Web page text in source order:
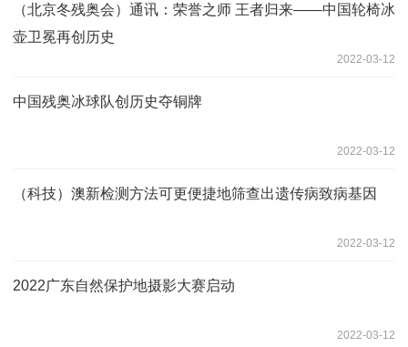
（北京冬残奥会）通讯：荣誉之师 王者归来——中国轮椅冰
壶卫冕再创历史
2022-03-12
中国残奥冰球队创历史夺铜牌
2022-03-12
（科技）澳新检测方法可更便捷地筛查出遗传病致病基因
2022-03-12
2022广东自然保护地摄影大赛启动
2022-03-12